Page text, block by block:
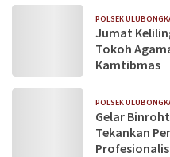
POLSEK
Jumat
Tokoh
Kamtibmas
POLSEK
Gelar
Tekankan